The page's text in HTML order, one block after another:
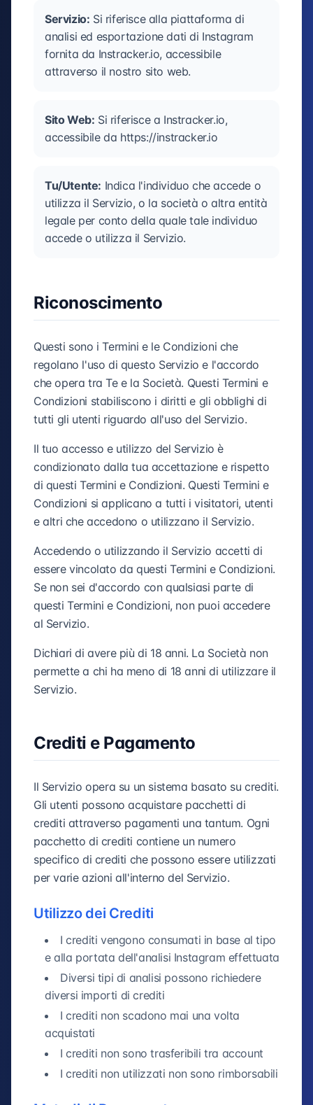
Servizio: Si riferisce alla piattaforma di
analisi ed esportazione dati di Instagram
fornita da Instracker.io, accessibile
attraverso il nostro sito web.
Sito Web: Si riferisce a Instracker.io,
accessibile da https://instracker.io
Tu/Utente: Indica l'individuo che accede o
utilizza il Servizio, o la società o altra entità
legale per conto della quale tale individuo
accede o utilizza il Servizio.
Riconoscimento
Questi sono i Termini e le Condizioni che
regolano l'uso di questo Servizio e l'accordo
che opera tra Te e la Società. Questi Termini e
Condizioni stabiliscono i diritti e gli obblighi di
tutti gli utenti riguardo all'uso del Servizio.
Il tuo accesso e utilizzo del Servizio è
condizionato dalla tua accettazione e rispetto
di questi Termini e Condizioni. Questi Termini e
Condizioni si applicano a tutti i visitatori, utenti
e altri che accedono o utilizzano il Servizio.
Accedendo o utilizzando il Servizio accetti di
essere vincolato da questi Termini e Condizioni.
Se non sei d'accordo con qualsiasi parte di
questi Termini e Condizioni, non puoi accedere
al Servizio.
Dichiari di avere più di 18 anni. La Società non
permette a chi ha meno di 18 anni di utilizzare il
Servizio.
Crediti e Pagamento
Il Servizio opera su un sistema basato su crediti.
Gli utenti possono acquistare pacchetti di
crediti attraverso pagamenti una tantum. Ogni
pacchetto di crediti contiene un numero
specifico di crediti che possono essere utilizzati
per varie azioni all'interno del Servizio.
Utilizzo dei Crediti
I crediti vengono consumati in base al tipo
e alla portata dell'analisi Instagram effettuata
Diversi tipi di analisi possono richiedere
diversi importi di crediti
I crediti non scadono mai una volta
acquistati
I crediti non sono trasferibili tra account
I crediti non utilizzati non sono rimborsabili